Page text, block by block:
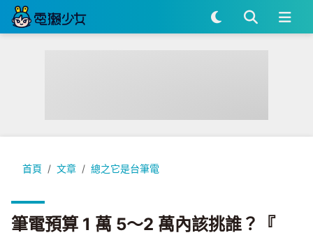
首頁 文章 總之它是台筆電
筆電預算 1 萬 5～2 萬內該挑誰？『 AVITA PURA 』CP 值高
筆電預算 1 萬 5～2 萬內該挑誰？『